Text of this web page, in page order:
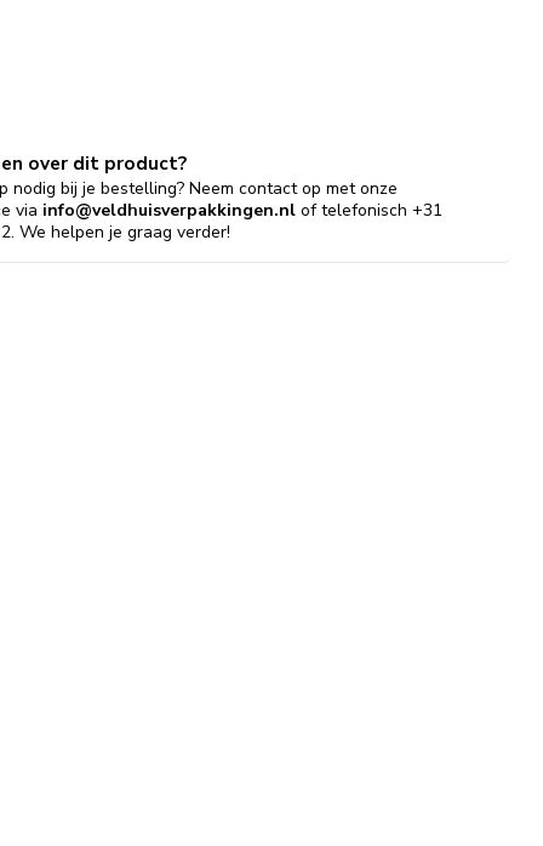
over dit product?
nodig bij je bestelling? Neem contact op met onze
via info@veldhuisverpakkingen.nl of telefonisch +31
We helpen je graag verder!